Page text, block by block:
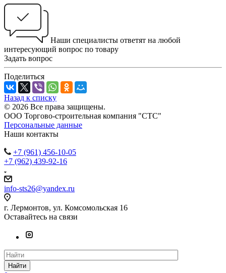
Наши специалисты ответят на любой
интересующий вопрос по товару
Задать вопрос
Поделиться
Назад к списку
© 2026 Все права защищены.
ООО Торгово-строительная компания "СТС"
Персональные данные
Наши контакты
+7 (961) 456-10-05
+7 (962) 439-92-16
info-sts26@yandex.ru
г. Лермонтов, ул. Комсомольская 16
Оставайтесь на связи
Найти